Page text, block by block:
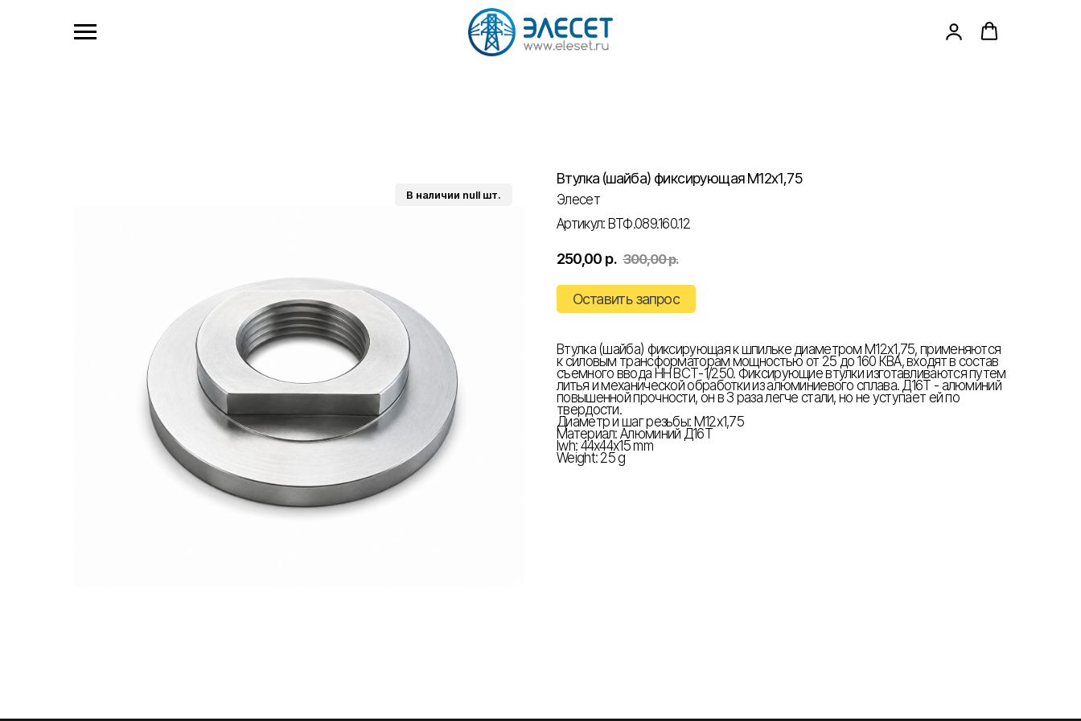
Втулка (шайба) фиксирующая М12х1,75
Элесет
Артикул: ВТФ.089.160.12
250,00 р. 300,00р.
Оставить запрос
Втулка (шайба) фиксирующая к шпильке диаметром М12х1,75, применяются
к силовым трансформаторам мощностью от 25 до 160 КВА, входят в состав
съемного ввода НН ВСТ-1/250. Фиксирующие втулки изготавливаются путем
литья и механической обработки из алюминиевого сплава. Д16Т - алюминий
повышенной прочности, он в 3 раза легче стали, но не уступает ей по
твердости.
Диаметр и шаг резьбы: М12х1,75
Материал: Алюминий Д16Т
lwh: 44x44x15 mm
Weight: 25 g